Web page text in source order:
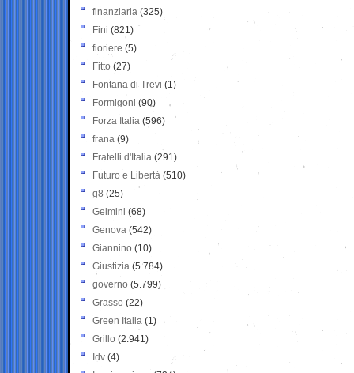
finanziaria (325)
Fini (821)
fioriere (5)
Fitto (27)
Fontana di Trevi (1)
Formigoni (90)
Forza Italia (596)
frana (9)
Fratelli d'Italia (291)
Futuro e Libertà (510)
g8 (25)
Gelmini (68)
Genova (542)
Giannino (10)
Giustizia (5.784)
governo (5.799)
Grasso (22)
Green Italia (1)
Grillo (2.941)
Idv (4)